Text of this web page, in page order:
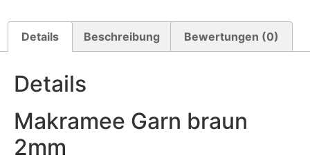
Details Beschreibung Bewertungen (0)
Details
Makramee Garn braun
2mm